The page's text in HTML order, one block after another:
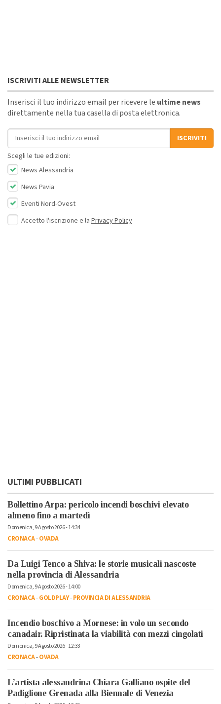
ISCRIVITI ALLE NEWSLETTER
Inserisci il tuo indirizzo email per ricevere le ultime news
direttamente nella tua casella di posta elettronica.
Indirizzo email
ISCRIVITI
Scegli le tue edizioni:
News Alessandria
News Pavia
Eventi Nord-Ovest
Accetto l'iscrizione e la Privacy Policy
ULTIMI PUBBLICATI
Bollettino Arpa: pericolo incendi boschivi elevato
almeno fino a martedì
Domenica, 9 Agosto 2026 - 14:34
CRONACA-OVADA
Da Luigi Tenco a Shiva: le storie musicali nascoste
nella provincia di Alessandria
Domenica, 9 Agosto 2026 - 14:00
CRONACA-GOLDPLAY-PROVINCIA DI ALESSANDRIA
Incendio boschivo a Mornese: in volo un secondo
canadair. Ripristinata la viabilità con mezzi cingolati
Domenica, 9 Agosto 2026 - 12:33
CRONACA-OVADA
L’artista alessandrina Chiara Galliano ospite del
Padiglione Grenada alla Biennale di Venezia